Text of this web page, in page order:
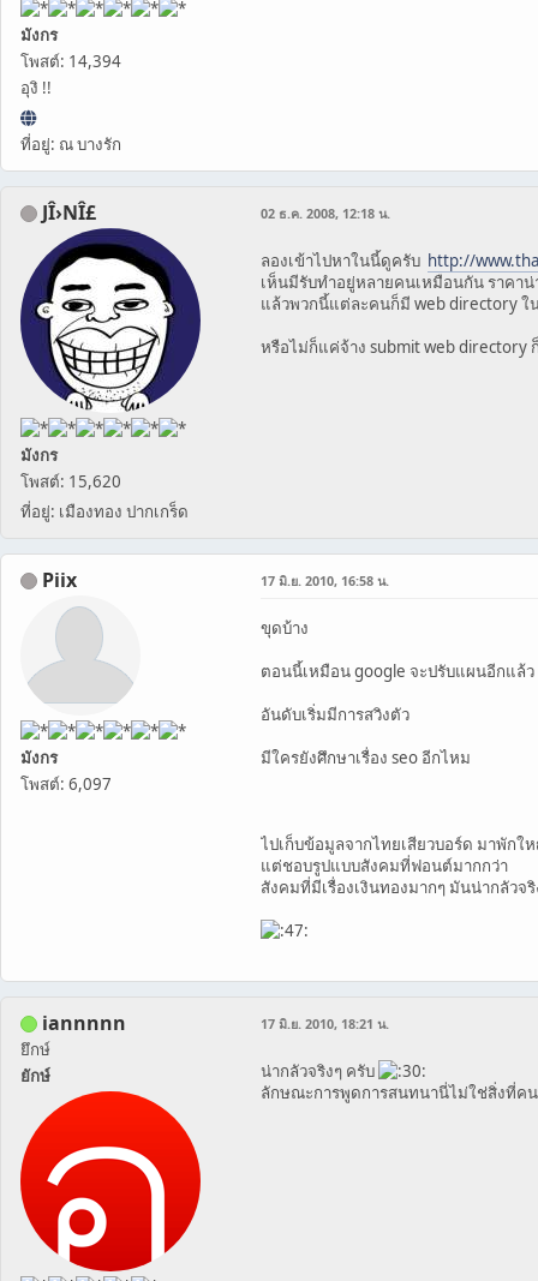
มังกร
โพสต์: 14,394
อุงิ !!
ที่อยู่: ณ บางรัก
JÎ›NÎ£
มังกร
โพสต์: 15,620
ที่อยู่: เมืองทอง ปากเกร็ด
02 ธ.ค. 2008, 12:18 น.
ลองเข้าไปหาในนี้ดูครับ http://
เห็นมีรับทำอยู่หลายคนเหมือนกัน ราคาน่
แล้วพวกนี้แต่ละคนก็มี web directory ใ
หรือไม่ก็แค่จ้าง submit web directory
Piix
มังกร
โพสต์: 6,097
17 มิ.ย. 2010, 16:58 น.
ขุดบ้าง
ตอนนี้เหมือน google จะปรับแผนอีกแล้ว
อันดับเริ่มมีการสวิงตัว
มีใครยังศึกษาเรื่อง seo อีกไหม
ไปเก็บข้อมูลจากไทยเสียวบอร์ด มาพักใ
แต่ชอบรูปแบบสังคมที่ฟอนต์มากกว่า
สังคมที่มีเรื่องเงินทองมากๆ มันน่ากลัวจริ
iannnnn
ยึกษ์
ยักษ์
17 มิ.ย. 2010, 18:21 น.
น่ากลัวจริงๆ ครับ
ลักษณะการพูดการสนทนานี่ไม่ใช่สิ่งที่ค